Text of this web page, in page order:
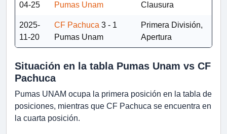
04-25
Pumas Unam
Clausura
2025-
11-20
CF Pachuca 3 - 1
Pumas Unam
Primera División,
Apertura
Situación en la tabla Pumas Unam vs CF
Pachuca
Pumas UNAM ocupa la primera posición en la tabla de
posiciones, mientras que CF Pachuca se encuentra en
la cuarta posición.